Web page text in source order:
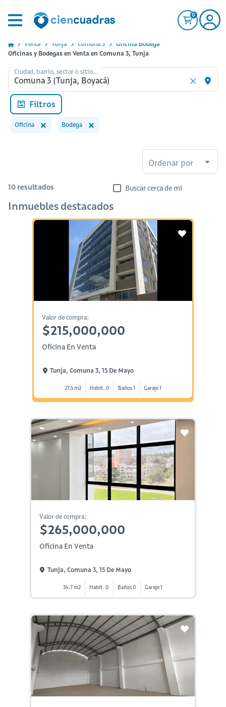
0
Venta Tunja Comuna 3
Oficina Bodega
Oficinas y Bodegas en Venta en Comuna 3, Tunja
Ciudad, barrio, sector o sitio...
Filtros
Oficina Bodega
Ordenar por
10 resultados Buscar cerca de mi
Inmuebles destacados
Valor de compra:
$215,000,000
Oficina En Venta
Tunja, Comuna 3, 15 De Mayo
27.5 m2 Habit. 0 Baños 1 Garaje 1
Valor de compra:
$265,000,000
Oficina En Venta
Tunja, Comuna 3, 15 De Mayo
34.7 m2 Habit. 0 Baños 0 Garaje 1